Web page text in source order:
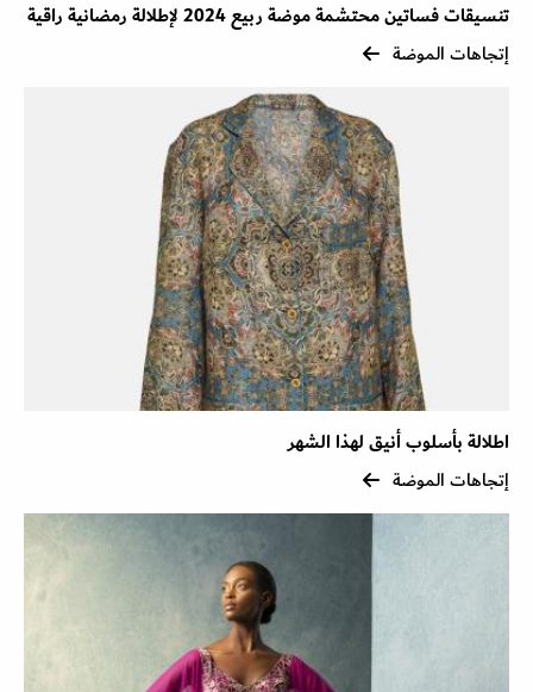
تنسيقات فساتين محتشمة موضة ربيع 2024 لإطلالة رمضانية راقية
إتجاهات الموضة
اطلالة بأسلوب أنيق لهذا الشهر
إتجاهات الموضة